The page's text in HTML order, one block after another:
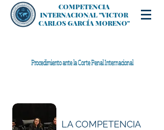
COMPETENCIA
INTERNACIONAL "VICTOR
CARLOS GARCÍA MORENO"
Procedimiento ante la Corte Penal Internacional
LA COMPETENCIA